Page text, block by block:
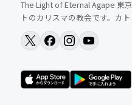
The Light of Eternal Agape 東
トのカリスマの教会です。カ